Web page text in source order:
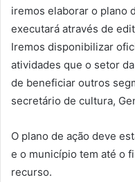
iremos elaborar o plano
executará através de
Iremos disponibilizar
atividades que o setor
de beneficiar outros
secretário de cultura,
O plano de ação deve
e o município tem até o
recurso.